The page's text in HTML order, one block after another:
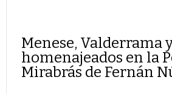
Menese, Valderrama
homenajeados en la
Mirabrás de Fernán